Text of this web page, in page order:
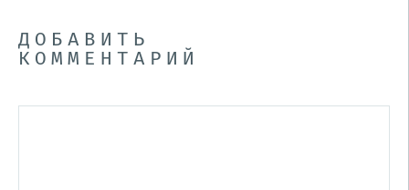
ДОБАВИТЬ
КОММЕНТАРИЙ